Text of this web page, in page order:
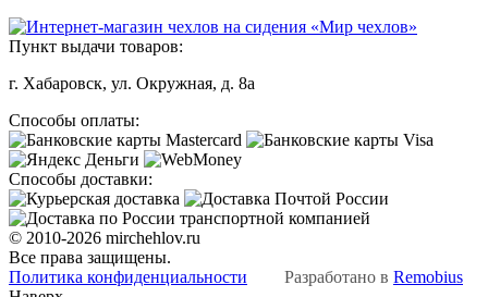
Пункт выдачи товаров:
г. Хабаровск, ул. Окружная, д. 8а
Способы оплаты:
Способы доставки:
© 2010-2026 mirchehlov.ru
Все права защищены.
Политика конфиденциальности
Разработано в Remobius